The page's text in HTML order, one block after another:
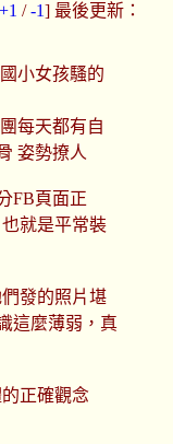
/-1] 最後更新：
小女孩騷的
每天都有自
姿勢撩人
FB頁面正
就是平常裝
發的照片堪
這麼薄弱，真
正確觀念